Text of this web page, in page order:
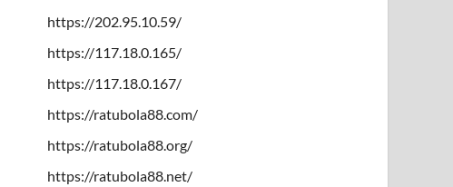
https://202.95.10.59/
https://117.18.0.165/
https://117.18.0.167/
https://ratubola88.com/
https://ratubola88.org/
https://ratubola88.net/